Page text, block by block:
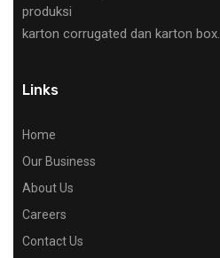
produksi
karton corrugated dan karton box.
Links
Home
Our Business
About Us
Careers
Contact Us